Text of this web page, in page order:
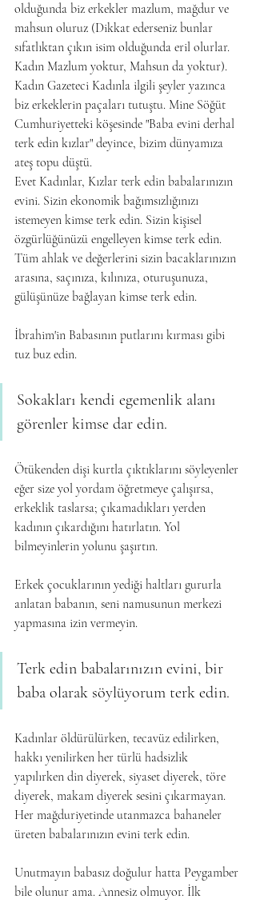
olduğunda biz erkekler mazlum, mağdur ve
mahsun oluruz (Dikkat ederseniz bunlar
sıfatlıktan çıkın isim olduğunda eril olurlar.
Kadın Mazlum yoktur, Mahsun da yoktur).
Kadın Gazeteci Kadınla ilgili şeyler yazınca
biz erkeklerin paçaları tutuştu. Mine Söğüt
Cumhuriyetteki köşesinde "Baba evini derhal
terk edin kızlar" deyince, bizim dünyamıza
ateş topu düştü.
Evet Kadınlar, Kızlar terk edin babalarınızın
evini. Sizin ekonomik bağımsızlığınızı
istemeyen kimse terk edin. Sizin kişisel
özgürlüğünüzü engelleyen kimse terk edin.
Tüm ahlak ve değerlerini sizin bacaklarınızın
arasına, saçınıza, kılınıza, oturuşunuza,
gülüşünüze bağlayan kimse terk edin.
İbrahim'in Babasının putlarını kırması gibi
tuz buz edin.
Sokakları kendi egemenlik alanı
görenler kimse dar edin.
Ötükenden dişi kurtla çıktıklarını söyleyenler
eğer size yol yordam öğretmeye çalışırsa,
erkeklik taslarsa; çıkamadıkları yerden
kadının çıkardığını hatırlatın. Yol
bilmeyinlerin yolunu şaşırtın.
Erkek çocuklarının yediği haltları gururla
anlatan babanın, seni namusunun merkezi
yapmasına izin vermeyin.
Terk edin babalarınızın evini, bir
baba olarak söylüyorum terk edin.
Kadınlar öldürülürken, tecavüz edilirken,
hakkı yenilirken her türlü hadsizlik
yapılırken din diyerek, siyaset diyerek, töre
diyerek, makam diyerek sesini çıkarmayan.
Her mağduriyetinde utanmazca bahaneler
üreten babalarınızın evini terk edin.
Unutmayın babasız doğulur hatta Peygamber
bile olunur ama. Annesiz olmuyor. İlk